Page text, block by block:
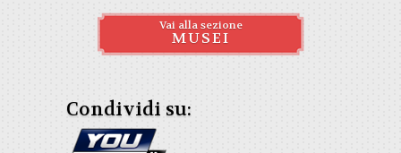
Vai alla sezione
MUSEI
Condividi su: